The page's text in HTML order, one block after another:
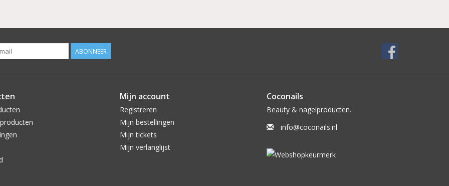
ABONNEER
Mijn account
Registreren
Mijn bestellingen
Mijn tickets
Mijn verlanglijst
Coconails
Beauty & nagelproducten.
info@coconails.nl